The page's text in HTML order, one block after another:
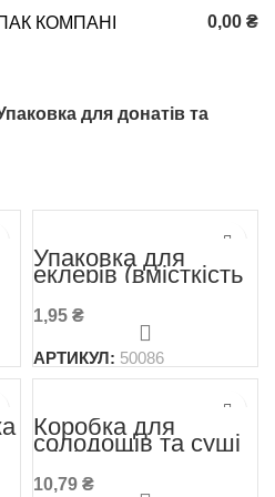
0,00 ₴
для донатів та
Упаковка для
еклерів (вмісткість
2 еклери)
180*128*48 мм 790
мл
1,95 ₴
АРТИКУЛ: 50086
Коробка для
солодощів та суші
Міді Крафт
130*50*130
10,79 ₴